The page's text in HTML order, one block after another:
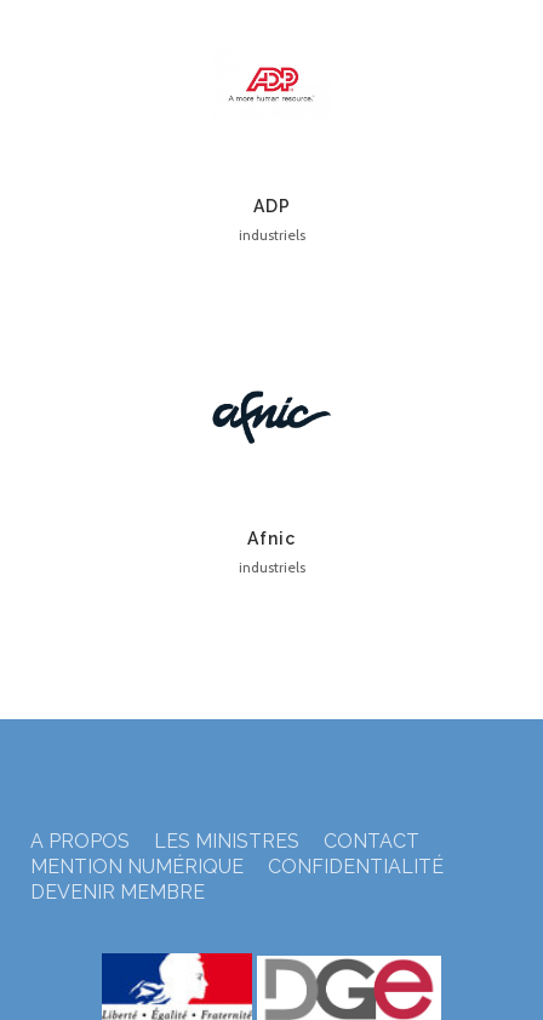
ADP
industriels
Afnic
industriels
A PROPOS LES MINISTRES
CONTACT
MENTION NUMÉRIQUE
CONFIDENTIALITÉ
DEVENIR MEMBRE